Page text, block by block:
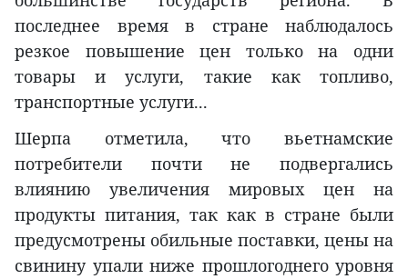
последнее время в стране наблюдалось
резкое повышение цен только на одни
товары и услуги, такие как топливо,
транспортные услуги...
Шерпа отметила, что вьетнамские
потребители почти не подвергались
влиянию увеличения мировых цен на
продукты питания, так как в стране были
предусмотрены обильные поставки, цены на
свинину упали ниже прошлогоднего уровня